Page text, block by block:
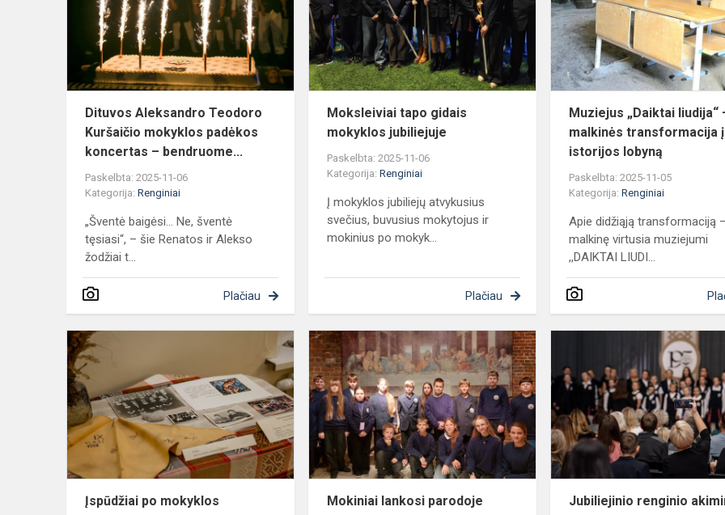
Kuršaičio
mokyklos
padėkos
konce...
Dituvos Aleksandro Teodoro
Kuršaičio mokyklos padėkos
koncertas – bendruome...
Paskelbta: 2025-11-06
Kategorija: Renginiai
„Šventė baigėsi... Ne, šventė
tęsiasi“, – šie Renatos ir Alekso
žodžiai t...
Plačiau
mokyklos
jubiliejuje
Moksleiviai tapo gidais
mokyklos jubiliejuje
Paskelbta: 2025-11-06
Kategorija:Renginiai
Į mokyklos jubiliejų atvykusius
svečius, buvusius mokytojus ir
mokinius po mokyk...
Plačiau
Muziejus „Daiktai liudija“
malkinės transformacija į
istorijos lobyną
Paskelbta: 2025-11-05
Kategorija:Renginiai
Apie didžiąją transformaciją –
malkinę virtusia muziejumi
,,DAIKTAI LIUDI...
Įspūdžiai
po
mokyklos
jubiliejinio
renginio
–
laikmečių
kel...
Įspūdžiai po mokyklos
Mokiniai
lankosi
parodoje
Leonardo
Vinčio
mašinos
–
Mokiniai lankosi parodoje
Jubiliejinio renginio